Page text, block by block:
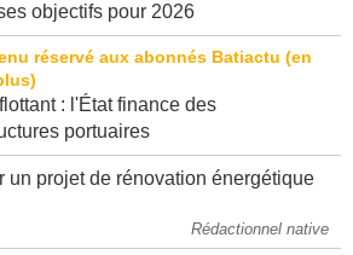
objectifs pour 2026
: l'État finance des
portuaires
un projet de rénovation énergétique
Rédactionnel native